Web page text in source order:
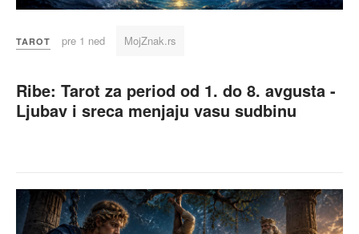
TAROT pre 1 ned MojZnak.rs
Ribe: Tarot za period od 1. do 8. avgusta -
Ljubav i sreca menjaju vasu sudbinu